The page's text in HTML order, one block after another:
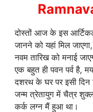
दोस्तों आज के इस
जानने को यहां मिल
नवम तारिख को मनाई
एक बहुत ही पवन पर्व है,
दशरथ के घर पर इसी दिन
जन्म त्रेतायुग में चैत्र शुक्ल
कर्क लग्न मैं हुआ था।